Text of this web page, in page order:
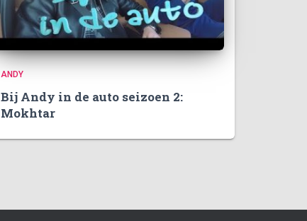
ANDY
Bij Andy in de auto seizoen 2:
Mokhtar